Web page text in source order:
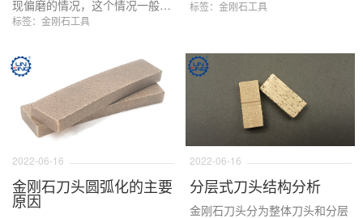
现偏磨的情况，这个情况一般有
几个方面的问题，比如机械速率
最后就是刀头的问题了，本文主
要讨论排除石材机械和锯片基体
因素以外的刀头出现偏磨的情况
以后，我们该如何对刀头进行重
新的设计。
标签：金刚石工具
是有很多的小细节方面的讲究，
林兴金刚石刀头的成型流程。
标签：金刚石工具
2022-06-16
金刚石刀头圆弧化的主要
原因
2022-06-16
分层式刀头结构分析
金刚石刀头分为整体刀头和分层